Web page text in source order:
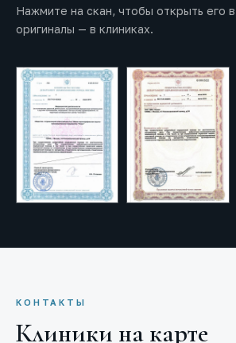
Нажмите на скан, чтобы открыть его
оригиналы — в клиниках.
КОНТАКТЫ
Клиники на карте